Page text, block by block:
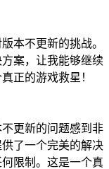
本不更新的挑战。
案，让我能够继续
正的游戏救星！
更新的问题感到非
了一个完美的解决
限制。这是一个真